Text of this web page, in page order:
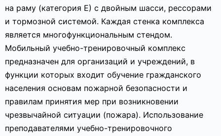
на раму (категория Е) с двойным шасси, рессорами
и тормозной системой. Каждая стенка комплекса
является многофункциональным стендом.
Мобильный учебно-тренировочный комплекс
предназначен для организаций и учреждений, в
функции которых входит обучение гражданского
населения основам пожарной безопасности и
правилам принятия мер при возникновении
чрезвычайной ситуации (пожара). Использование
преподавателями учебно-тренировочного